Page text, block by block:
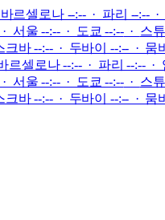
르셀로나 --:-- · 파리 --:--
서울 --:-- · 도쿄 --:--· 스
바 --:-- · 두바이 --:-- ·
셀로나 --:-- · 파리 --:--
서울 --:-- · 도쿄 --:--· 스
바 --:-- · 두바이 --:-- ·